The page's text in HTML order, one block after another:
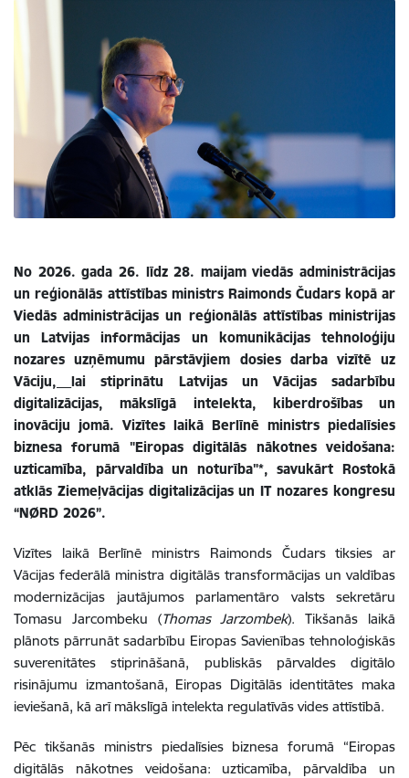
No 2026. gada 26. līdz 28. maijam viedās administrācijas
un reģionālās attīstības ministrs Raimonds Čudars kopā ar
Viedās administrācijas un reģionālās attīstības ministrijas
un Latvijas informācijas un komunikācijas tehnoloģiju
nozares uzņēmumu pārstāvjiem dosies darba vizītē uz
Vāciju,
lai stiprinātu Latvijas un Vācijas sadarbību
digitalizācijas, mākslīgā intelekta, kiberdrošības un
inovāciju jomā. Vizītes laikā Berlīnē ministrs piedalīsies
biznesa forumā "Eiropas digitālās nākotnes veidošana:
uzticamība, pārvaldība un noturība"*, savukārt Rostokā
atklās Ziemeļvācijas digitalizācijas un IT nozares kongresu
“NØRD 2026”.
Vizītes laikā Berlīnē ministrs Raimonds Čudars tiksies ar
Vācijas federālā ministra digitālās transformācijas un valdības
modernizācijas jautājumos parlamentāro valsts sekretāru
Tomasu Jarcombeku (Thomas Jarzombek). Tikšanās laikā
plānots pārrunāt sadarbību Eiropas Savienības tehnoloģiskās
suverenitātes stiprināšanā, publiskās pārvaldes digitālo
risinājumu izmantošanā, Eiropas Digitālās identitātes maka
ieviešanā, kā arī mākslīgā intelekta regulatīvās vides attīstībā.
Pēc tikšanās ministrs piedalīsies biznesa forumā “Eiropas
digitālās nākotnes veidošana: uzticamība, pārvaldība un